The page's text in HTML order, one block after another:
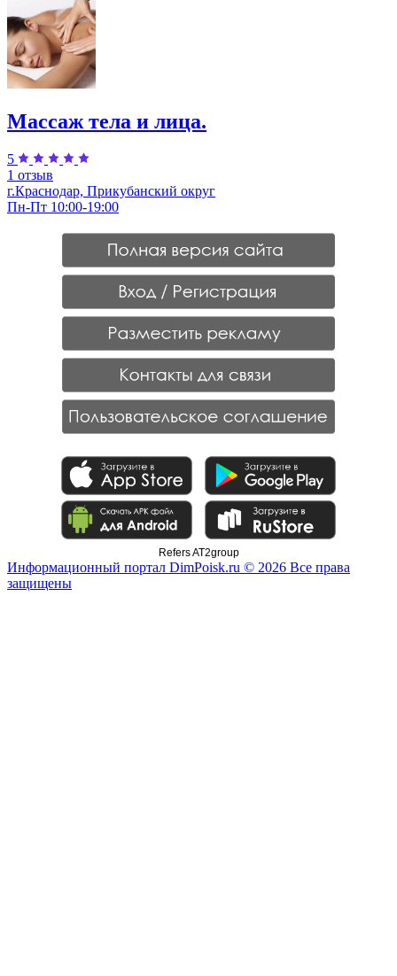
Массаж тела и лица.
5
1 отзыв
г.Краснодар, Прикубанский округ
Пн-Пт 10:00-19:00
Refers AT2group
Информационный портал DimPoisk.ru © 2026 Все права
защищены